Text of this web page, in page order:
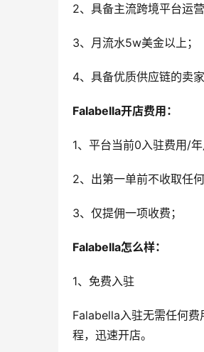
2、具备主流跨境平台运营
3、月流水5w美金以上；
4、具备优质供应链的卖家
Falabella开店费用：
1、平台当前0入驻费用/年
2、出第一单前不收取任何
3、仅提佣一项收费；
Falabella怎么样：
1、免费入驻
Falabella入驻无需任何
程，迅速开店。